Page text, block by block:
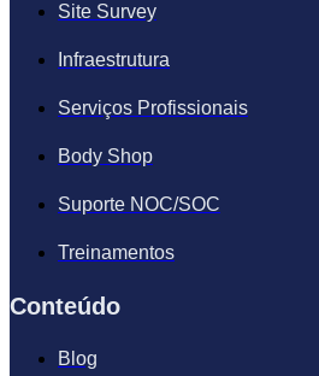
Site Survey
Infraestrutura
Serviços Profissionais
Body Shop
Suporte NOC/SOC
Treinamentos
Conteúdo
Blog